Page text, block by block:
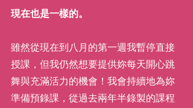
現在也是一樣的。
雖然從現在到八月的第一週我暫停直接
授課，但我仍然想要提供妳每天開心跳
舞與充滿活力的機會！我會持續地為妳
準備預錄課，從過去兩年半錄製的課程